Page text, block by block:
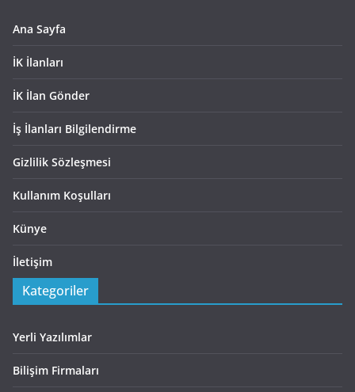
Ana Sayfa
İK İlanları
İK İlan Gönder
İş İlanları Bilgilendirme
Gizlilik Sözleşmesi
Kullanım Koşulları
Künye
İletişim
Kategoriler
Yerli Yazılımlar
Bilişim Firmaları